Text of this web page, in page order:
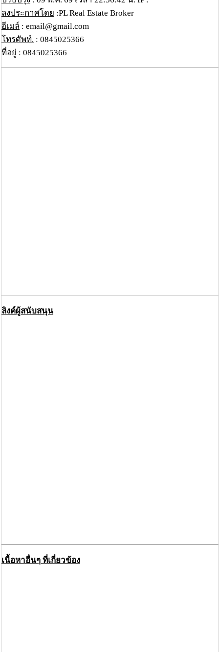
ลงประกาศโดย :PL Real Estate Broker
อีเมล์ : email@gmail.com
โทรศัพท์. : 0845025366
ที่อยู่ : 0845025366
ลิงค์ผู้สนับสนุน
เนื้อหาอื่นๆ ที่เกี่ยวข้อง